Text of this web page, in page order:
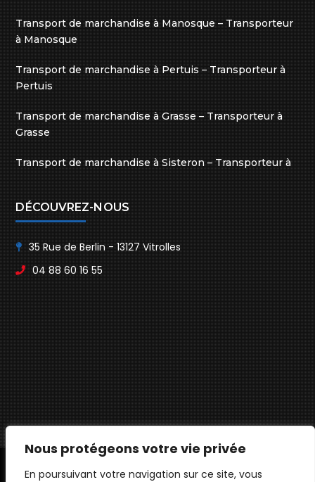
Nous protégeons votre vie privée
En poursuivant votre navigation sur ce site, vous
Transport de marchandise à Manosque – Transporteur
à Manosque
Transport de marchandise à Pertuis – Transporteur à
Pertuis
Transport de marchandise à Grasse – Transporteur à
Grasse
Transport de marchandise à Sisteron – Transporteur à
Sisteron
DÉCOUVREZ-NOUS
35 Rue de Berlin - 13127 Vitrolles
04 88 60 16 55
© ANH SOLUTIONS - TOUS DROITS RÉSERVÉS